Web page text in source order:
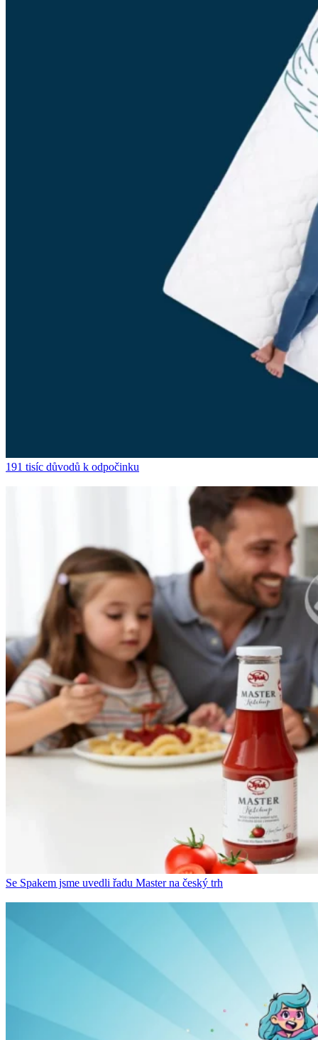
191 tisíc důvodů k odpočinku
Se Spakem jsme uvedli řadu Master na český trh